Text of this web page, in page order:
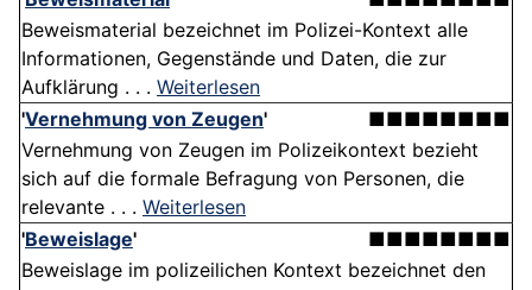
Beweismaterial bezeichnet im Polizei-Kontext alle
Informationen, Gegenstände und Daten, die zur
Aufklärung . . . Weiterlesen
'Vernehmung von Zeugen'
■■■■■■■■
Vernehmung von Zeugen im Polizeikontext bezieht
sich auf die formale Befragung von Personen, die
relevante . . . Weiterlesen
'Beweislage'
■■■■■■■■
Beweislage im polizeilichen Kontext bezeichnet den